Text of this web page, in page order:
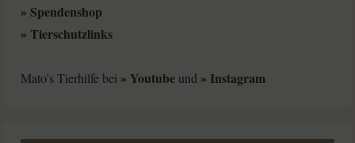
» Spendenshop
» Tierschutzlinks
Mato's Tierhilfe bei» Youtube und» Instagram